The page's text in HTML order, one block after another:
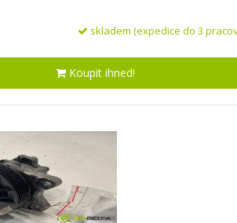
skladem (expedice do 3
Koupit ihned!